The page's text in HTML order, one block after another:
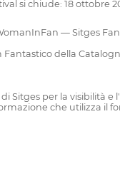
si chiude: 18 ottobre
— Sitges
Fantastico della
Sitges per la visibilità
che utilizza il